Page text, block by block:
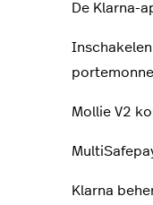
De Klarna-
Mollie V2
Klarna